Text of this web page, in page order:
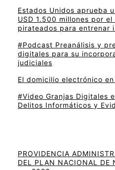
Estados Unidos aprueba
USD 1.500 millones por
pirateados para entrenar
#Podcast Preanálisis y
digitales para su
judiciales
El domicilio electrónico en
#Video Granjas Digitales
Delitos Informáticos y
PROVIDENCIA
DEL PLAN NACIONAL DE